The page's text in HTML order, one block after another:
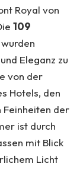
Royal von
109
Eleganz zu
von der
Hotels, den
Feinheiten der
ist durch
mit Blick
Licht